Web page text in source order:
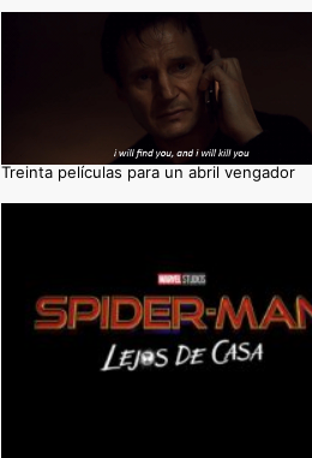
Treinta películas para un abril vengador